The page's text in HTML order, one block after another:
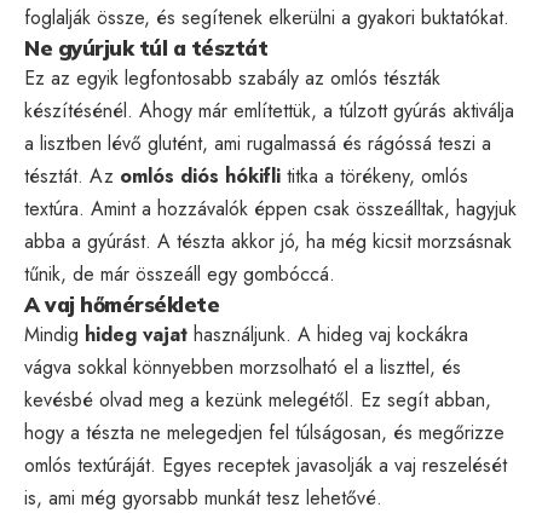
foglalják össze, és segítenek elkerülni a gyakori buktatókat.
Ne gyúrjuk túl a tésztát
Ez az egyik legfontosabb szabály az omlós tészták
készítésénél. Ahogy már említettük, a túlzott gyúrás aktiválja
a lisztben lévő glutént, ami rugalmassá és rágóssá teszi a
tésztát. Az omlós diós hókifli titka a törékeny, omlós
textúra. Amint a hozzávalók éppen csak összeálltak, hagyjuk
abba a gyúrást. A tészta akkor jó, ha még kicsit morzsásnak
tűnik, de már összeáll egy gombóccá.
A vaj hőmérséklete
Mindig hideg vajat használjunk. A hideg vaj kockákra
vágva sokkal könnyebben morzsolható el a liszttel, és
kevésbé olvad meg a kezünk melegétől. Ez segít abban,
hogy a tészta ne melegedjen fel túlságosan, és megőrizze
omlós textúráját. Egyes receptek javasolják a vaj reszelését
is, ami még gyorsabb munkát tesz lehetővé.